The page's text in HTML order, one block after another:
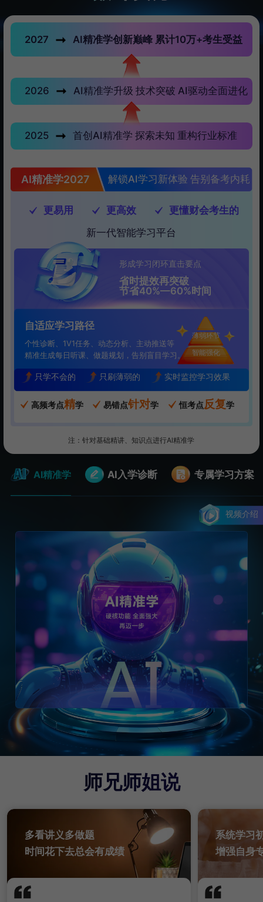
2027 AI精准学创新巅峰 累计10万+考生受益
2026 AI精准学升级 技术突破 AI驱动全面进化
2025 首创AI精准学 探索未知 重构行业标准
AI精准学2027 解锁AI学习新体验 告别备考内耗
更易用 更高效
更懂财会考生的
新一代智能学习平台
形成学习闭环直击要点
省时提效再突破
节省40%—60%时间
自适应学习路径
个性诊断、1V1任务、动态分析、主动推送等
精准生成每日听课、做题规划，告别盲目学习。
薄弱环节
智能强化
只学不会的 只刷薄弱的 实时监控学习效果
高频考点精学 易错点针对学 恒考点反复学
注：针对基础精讲、知识点进行Al精准学
AI精准学 AI入学诊断 专属学习方案
视频介绍
师兄师姐说
多看讲义多做题
时间花下去总会有成绩
系统学习
增强自身